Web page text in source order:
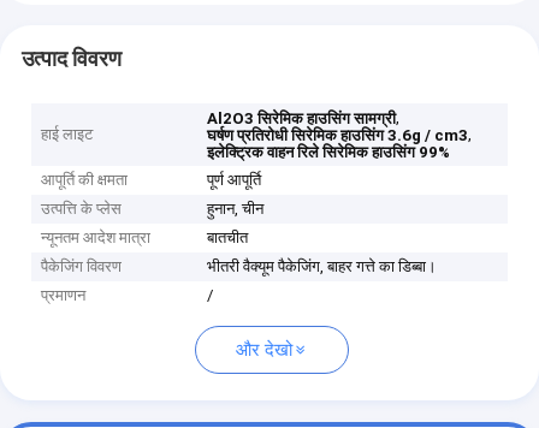
उत्पाद विवरण
हाई लाइट
Al2O3 सिरेमिक हाउसिंग सामग्री,
घर्षण प्रतिरोधी सिरेमिक हाउसिंग 3.6g / cm3,
इलेक्ट्रिक वाहन रिले सिरेमिक हाउसिंग 99%
आपूर्ति की क्षमता
पूर्ण आपूर्ति
उत्पत्ति के प्लेस
हुनान, चीन
न्यूनतम आदेश मात्रा
बातचीत
पैकेजिंग विवरण
भीतरी वैक्यूम पैकेजिंग, बाहर गत्ते का डिब्बा।
प्रमाणन
/
और देखो